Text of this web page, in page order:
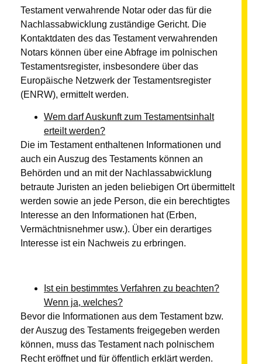
Testament verwahrende Notar oder das für die
Nachlassabwicklung zuständige Gericht. Die
Kontaktdaten des das Testament verwahrenden
Notars können über eine Abfrage im polnischen
Testamentsregister, insbesondere über das
Europäische Netzwerk der Testamentsregister
(ENRW), ermittelt werden.
Wem darf Auskunft zum Testamentsinhalt
erteilt werden?
Die im Testament enthaltenen Informationen und
auch ein Auszug des Testaments können an
Behörden und an mit der Nachlassabwicklung
betraute Juristen an jeden beliebigen Ort übermittelt
werden sowie an jede Person, die ein berechtigtes
Interesse an den Informationen hat (Erben,
Vermächtnisnehmer usw.). Über ein derartiges
Interesse ist ein Nachweis zu erbringen.
Ist ein bestimmtes Verfahren zu beachten?
Wenn ja, welches?
Bevor die Informationen aus dem Testament bzw.
der Auszug des Testaments freigegeben werden
können, muss das Testament nach polnischem
Recht eröffnet und für öffentlich erklärt werden.